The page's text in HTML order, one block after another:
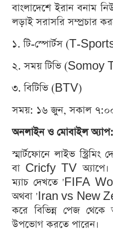
বাংলাদেশে ইরান বনাম
লড়াই সরাসরি সম্প্রচার
১. টি-স্পোর্টস (T-
২. সময় টিভি (Somoy
৩. বিটিভি (BTV)
সময়: ১৬ জুন, সকাল ৭:০০
অনলাইন ও মোবাইল অ্যাপ:
স্মার্টফোনে লাইভ
বা Cricfy TV অ্যাপে।
ম্যাচ দেখতে 'FIFA
অথবা 'Iran vs New
করে বিভিন্ন পেজ থেকে
উপভোগ করতে পারেন।